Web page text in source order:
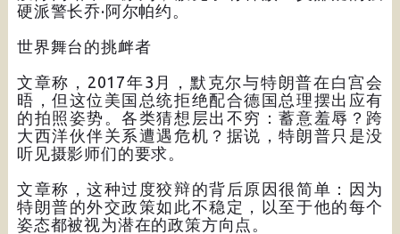
硬派警长乔·阿尔帕约。
世界舞台的挑衅者
文章称，2017年3月，默克尔与特朗普在白宫会
晤，但这位美国总统拒绝配合德国总理摆出应有
的拍照姿势。各类猜想层出不穷：蓄意羞辱？跨
大西洋伙伴关系遭遇危机？据说，特朗普只是没
听见摄影师们的要求。
文章称，这种过度狡辩的背后原因很简单：因为
特朗普的外交政策如此不稳定，以至于他的每个
姿态都被视为潜在的政策方向点。